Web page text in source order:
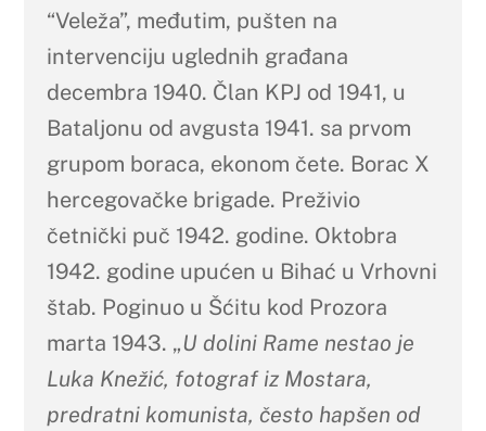
“Veleža”, međutim, pušten na
intervenciju uglednih građana
decembra 1940. Član KPJ od 1941, u
Bataljonu od avgusta 1941. sa prvom
grupom boraca, ekonom čete. Borac X
hercegovačke brigade. Preživio
četnički puč 1942. godine. Oktobra
1942. godine upućen u Bihać u Vrhovni
štab. Poginuo u Šćitu kod Prozora
marta 1943. „U dolini Rame nestao je
Luka Knežić, fotograf iz Mostara,
predratni komunista, često hapšen od